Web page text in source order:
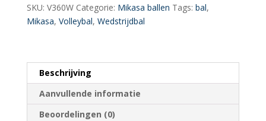
SKU: V360W Categorie: Mikasa ballen Tags: bal,
Mikasa, Volleybal, Wedstrijdbal
Beschrijving
Aanvullende informatie
Beoordelingen (0)